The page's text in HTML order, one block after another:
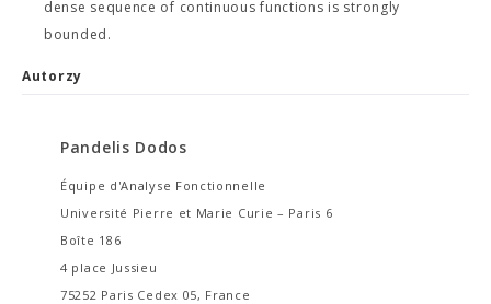
dense sequence of continuous functions is strongly
bounded.
Autorzy
Pandelis Dodos
Équipe d'Analyse Fonctionnelle
Université Pierre et Marie Curie – Paris 6
Boîte 186
4 place Jussieu
75252 Paris Cedex 05, France